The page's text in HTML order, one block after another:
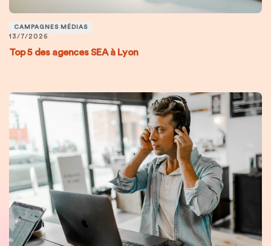
CAMPAGNES MÉDIAS
13/7/2026
Top 5 des agences SEA à Lyon